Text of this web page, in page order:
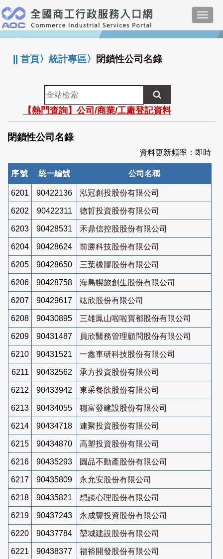
跳
到
主
要
:::
||首頁〉統計專區〉 閉鎖性公司名錄
全
站
檢
索
【熱門查詢】公司/商業/工廠登記資料
閉鎖性公司名錄
資料更新頻率：即時
序號 統一編號 公司名稱
6201 90422136 泓冠創投股份有限公司
6202 90422311 德哲投資股份有限公司
6203 90428531 禾鼎信控股股份有限公司
6204 90428624 前勝科技股份有限公司
6205 90428650 三葉橡膠股份有限公司
6206 90428758 海島幌旅創生股份有限公司
6207 90429617 竑欣股份有限公司
6208 90430895 三雄鳳山啦啦寶都股份有限公司
6209 90431487 員欣醫務管理顧問股份有限公司
6210 90431521 一鑫車研科技股份有限公司
6211 90432562 承方投資股份有限公司
6212 90433942 東采餐飲股份有限公司
6213 90434055 穩富發建設股份有限公司
6214 90434718 連聚投資股份有限公司
6215 90434870 高塑投資股份有限公司
6216 90435293 圓品不動產股份有限公司
6217 90435809 永允安股份有限公司
6218 90435821 想談心理股份有限公司
6219 90437243 永成豐投資股份有限公司
6220 90437784 堃城建設股份有限公司
6221 90438377 福裕開發股份有限公司